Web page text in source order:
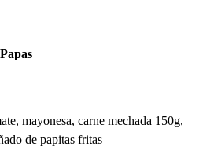
mayonesa, carne mechada 150g,
de papitas fritas